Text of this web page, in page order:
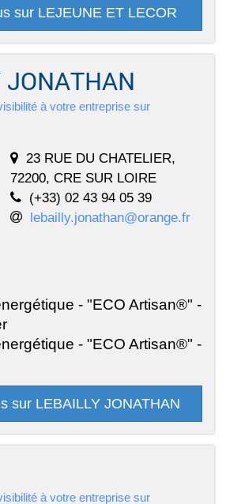
sur LEJEUNE ET LECOR
JONATHAN
à votre entreprise sur
23 RUE DU CHATELIER,
72200, CRE SUR LOIRE
(+33) 02 43 94 05 39
lebailly.jonathan@orange.fr
- "ECO Artisan®" -
- "ECO Artisan®" -
sur LEBAILLY JONATHAN
à votre entreprise sur